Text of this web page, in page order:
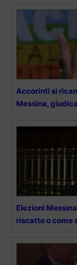
Accorinti si
Messina,
Elezioni
riscatto o come